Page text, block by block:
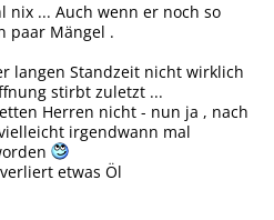
nix ... Auch wenn er noch so
paar Mängel .
langen Standzeit nicht wirklich
stirbt zuletzt ...
Herren nicht - nun ja , nach
irgendwann mal
etwas Öl